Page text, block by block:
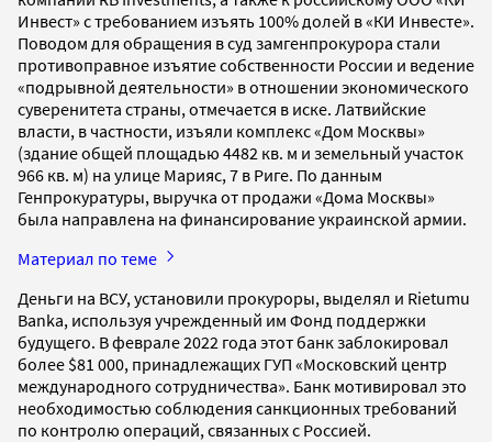
Инвест» с требованием изъять 100% долей в «КИ Инвесте».
Поводом для обращения в суд замгенпрокурора стали
противоправное изъятие собственности России и ведение
«подрывной деятельности» в отношении экономического
суверенитета страны, отмечается в иске. Латвийские
власти, в частности, изъяли комплекс «Дом Москвы»
(здание общей площадью 4482 кв. м и земельный участок
966 кв. м) на улице Марияс, 7 в Риге. По данным
Генпрокуратуры, выручка от продажи «Дома Москвы»
была направлена на финансирование украинской армии.
Материал по теме
Деньги на ВСУ, установили прокуроры, выделял и Rietumu
Banka, используя учрежденный им Фонд поддержки
будущего. В феврале 2022 года этот банк заблокировал
более $81 000, принадлежащих ГУП «Московский центр
международного сотрудничества». Банк мотивировал это
необходимостью соблюдения санкционных требований
по контролю операций, связанных с Россией.